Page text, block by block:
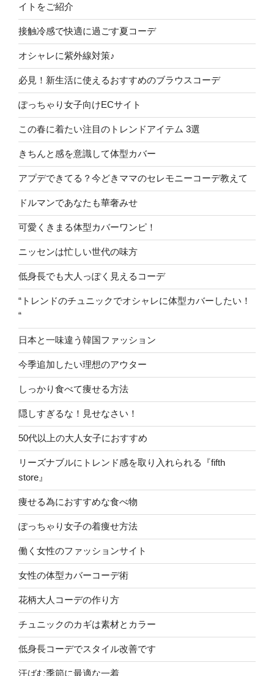
イトをご紹介
接触冷感で快適に過ごす夏コーデ
オシャレに紫外線対策♪
必見！新生活に使えるおすすめのブラウスコーデ
ぽっちゃり女子向けECサイト
この春に着たい注目のトレンドアイテム 3選
きちんと感を意識して体型カバー
アプデできてる？今どきママのセレモニーコーデ教えて
ドルマンであなたも華奢みせ
可愛くきまる体型カバーワンピ！
ニッセンは忙しい世代の味方
低身長でも大人っぽく見えるコーデ
“トレンドのチュニックでオシャレに体型カバーしたい！
“
日本と一味違う韓国ファッション
今季追加したい理想のアウター
しっかり食べて痩せる方法
隠しすぎるな！見せなさい！
50代以上の大人女子におすすめ
リーズナブルにトレンド感を取り入れられる『fifth
store』
痩せる為におすすめな食べ物
ぽっちゃり女子の着痩せ方法
働く女性のファッションサイト
女性の体型カバーコーデ術
花柄大人コーデの作り方
チュニックのカギは素材とカラー
低身長コーデでスタイル改善です
汗ばむ季節に最適な一着